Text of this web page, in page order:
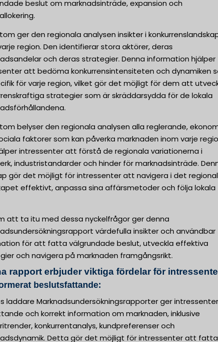
beslut om marknadsinträde, expansion och
ger den regionala analysen insikter i
region. Den identifierar stora aktörer, deras
och deras strategier. Denna information hjälper
att bedöma konkurrensintensiteten och dynamiken
för varje region, vilket gör det möjligt för dem att
strategier som är skräddarsydda för de lokala
belyser den regionala analysen alla reglerande,
faktorer som kan påverka marknaden inom varje
intressenter att förstå de regionala variationerna i
industristandarder och hinder för marknadsinträde.
gör det möjligt för intressenter att navigera i det
effektivt, anpassa sina affärsmetoder och följa lokala
att ta itu med dessa nyckelfrågor ger denna
värdefulla insikter och användbar
för att fatta välgrundade beslut, utveckla effektiva
och navigera på marknaden framgångsrikt.
rapport erbjuder viktiga fördelar för
beslutsfattande:
laddare Marknadsundersökningsrapporter ger intressenter
och korrekt information om marknaden, inklusive
konkurrentanalys, kundpreferenser och
Detta gör det möjligt för intressenter att fatta